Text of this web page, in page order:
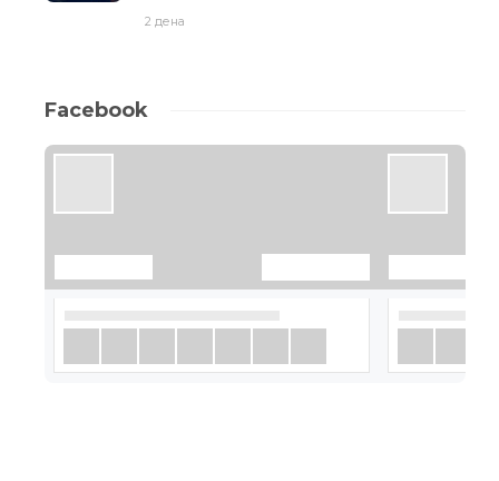
2 дена
Facebook